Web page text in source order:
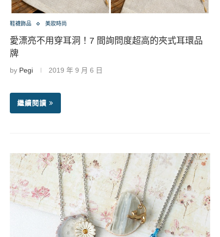
鞋襪飾品 美妝時尚
愛漂亮不用穿耳洞！7 間詢問度超高的夾式耳環品
牌
by Pegi 2019 年 9 月 6 日
繼續閱讀